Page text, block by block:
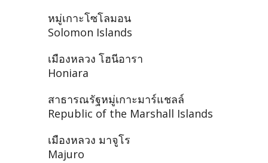
หมู่เกาะโซโลมอน
Solomon Islands
เมืองหลวง โฮนีอารา
Honiara
สาธารณรัฐหมู่เกาะมาร์แชลล์
Republic of the Marshall Islands
เมืองหลวง มาจูโร
Majuro